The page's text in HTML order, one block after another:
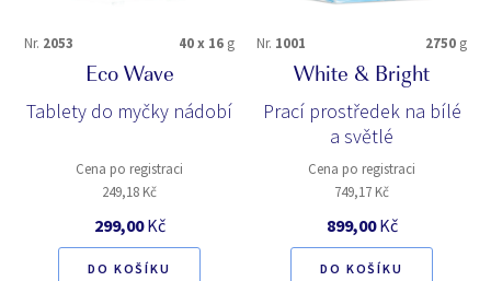
Nr. 2053 40 x 16 g
Eco Wave
Tablety do myčky nádobí
Cena po registraci
249,18 Kč
299,00Kč
DO KOŠÍKU
Nr. 1001 2750 g
White & Bright
Prací prostředek na bílé
a světlé
Cena po registraci
749,17 Kč
899,00Kč
DO KOŠÍKU